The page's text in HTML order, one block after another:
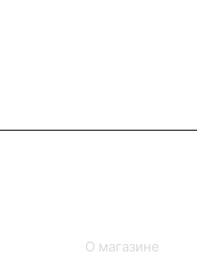
О магазине